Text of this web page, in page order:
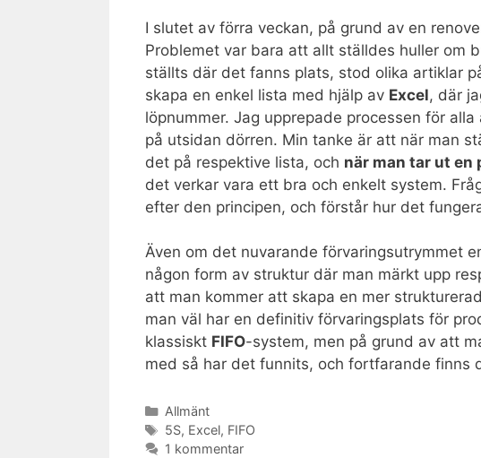
I slutet av förra veckan, på grund av en
Problemet var bara att allt ställdes huller om
ställts där det fanns plats, stod olika artiklar
skapa en enkel lista med hjälp av Excel, där
löpnummer. Jag upprepade processen för
på utsidan dörren. Min tanke är att när man
det på respektive lista, och när man tar ut en
det verkar vara ett bra och enkelt system.
efter den principen, och förstår hur det
Även om det nuvarande förvaringsutrymmet
någon form av struktur där man märkt upp
att man kommer att skapa en mer
man väl har en definitiv förvaringsplats för
klassiskt FIFO-system, men på grund av att
med så har det funnits, och fortfarande finns
Kategorier
Allmänt
Etiketter
5S, Excel, FIFO
1 kommentar